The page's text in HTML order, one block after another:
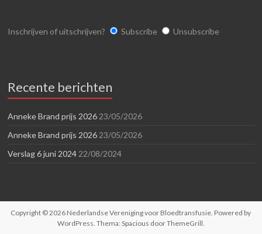
Inschrijven of uitschrijven? Subscribe Unsubscribe
Recente berichten
Anneke Brand prijs 2026 23/05/2026
Anneke Brand prijs 2026 23/05/2026
Verslag 6 juni 2024 22/08/2024
Copyright © 2026 Nederlandse Vereniging voor Bloedtransfusie. Powered by
WordPress. Thema: Spacious doorThemeGrill.